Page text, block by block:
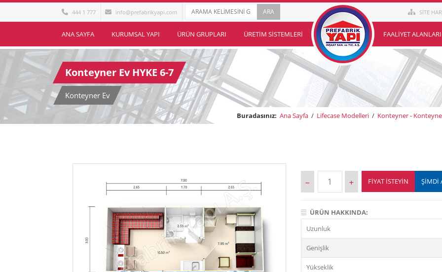
444 1 777 info@prefabrikyapi.com SİTE
ANA SAYFA KURUMSAL YAPI ÜRÜN GRUPLARI ÜRETIM SISTEMLERI FAALIYET ALANLARI
Konteyner Ev HYKE 6-7
Konteyner Ev
Buradasınız: Ana Sayfa / Lifecase Modelleri / Konteyner -
FIYAT İSTEYIN ŞİMDİ
ÜRÜN HAKKINDA:
Uzunluk
Genişlik
Yükseklik